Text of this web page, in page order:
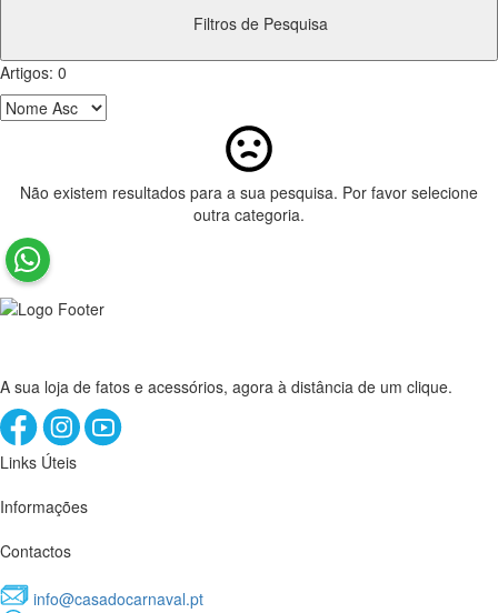
Filtros de Pesquisa
Artigos: 0
Não existem resultados para a sua pesquisa. Por favor selecione
outra categoria.
A sua loja de fatos e acessórios, agora à distância de um clique.
Links Úteis
Informações
Contactos
info@casadocarnaval.pt